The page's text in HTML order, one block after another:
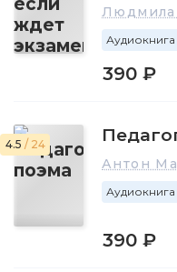
Людмила
Аудиокнига
390 ₽
4.5 / 24
Антон
Аудиокнига
390 ₽